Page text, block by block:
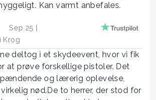
Kan varmt anbefales.
Sep 25 |
Krog
deltog i et skydeevent, hvor vi fik
at prøve forskellige pistoler. Det
og lærerig oplevelse,
nød.De to herrer, der stod for